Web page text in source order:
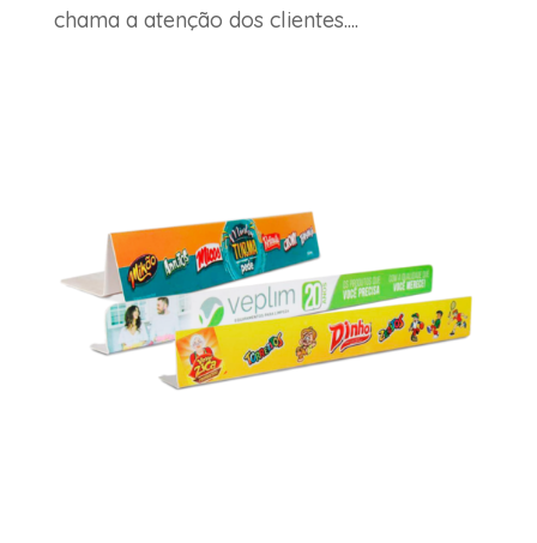
chama a atenção dos clientes....